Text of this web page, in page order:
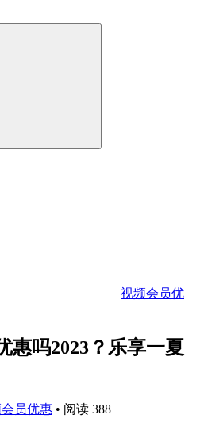
视频会员优
惠吗2023？乐享一夏
员优惠 • 阅读 388